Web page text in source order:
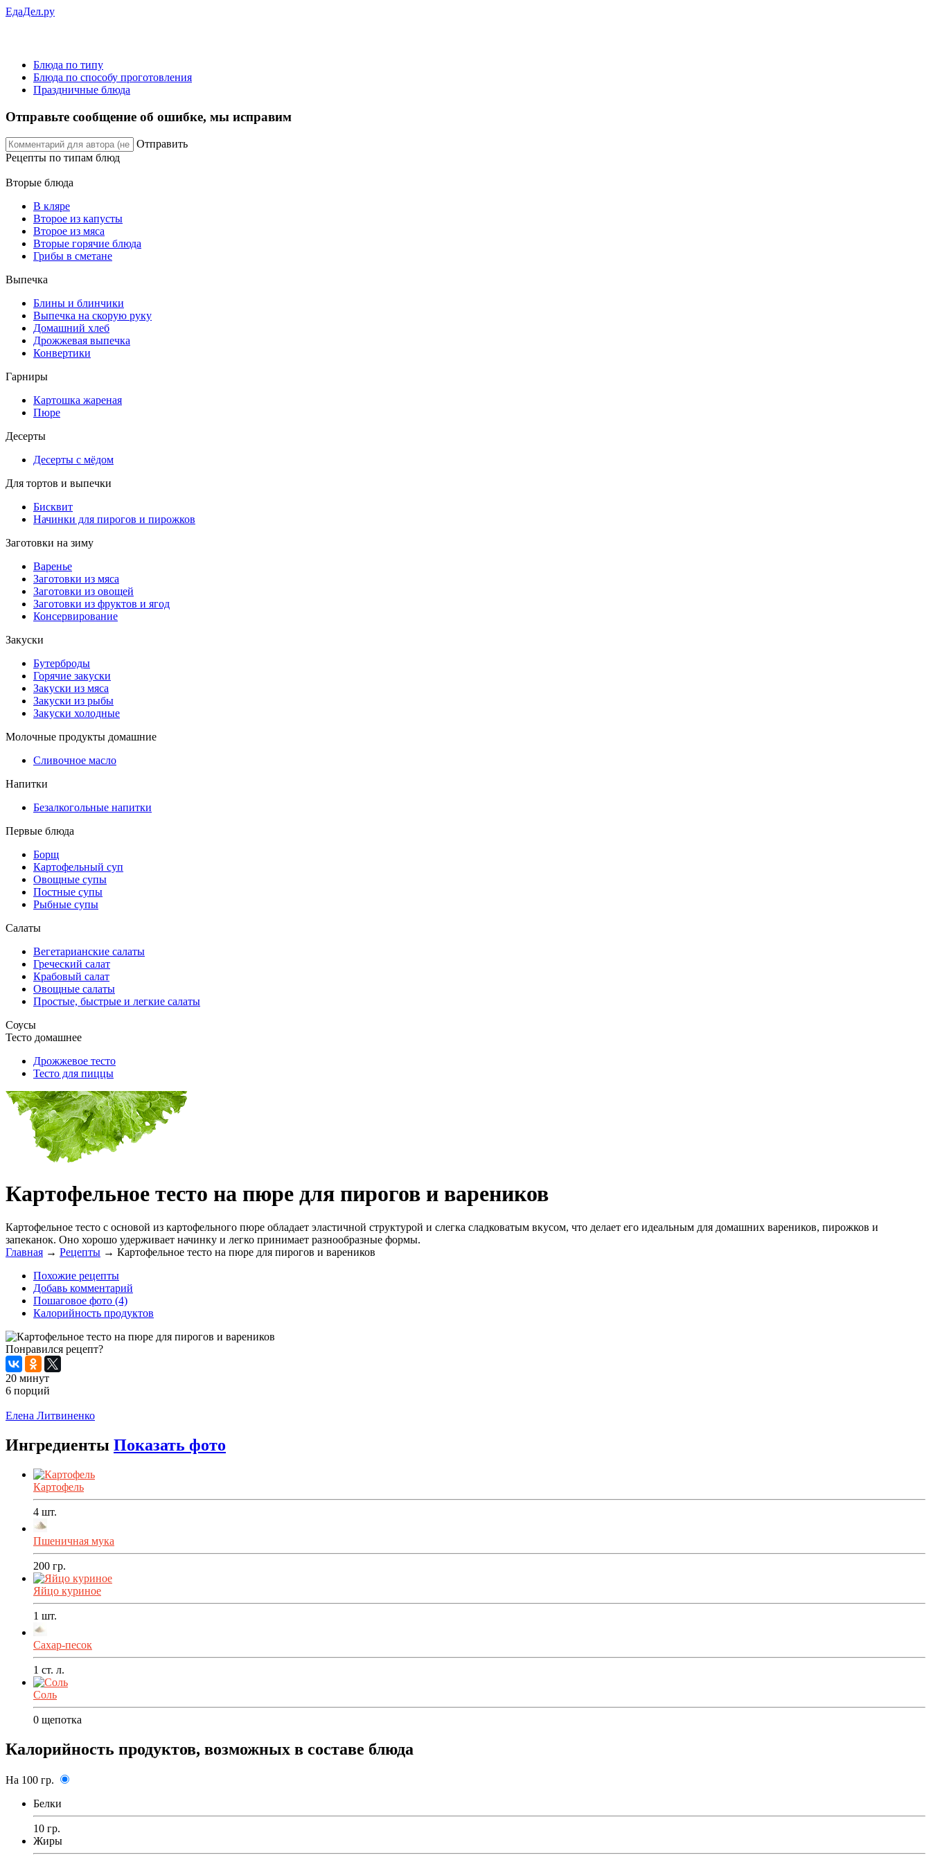
ЕдаДел.ру
Блюда по типу
Блюда по способу проготовления
Праздничные блюда
Отправьте сообщение об ошибке, мы исправим
Отправить
Рецепты по типам блюд
Вторые блюда
В кляре
Второе из капусты
Второе из мяса
Вторые горячие блюда
Грибы в сметане
Выпечка
Блины и блинчики
Выпечка на скорую руку
Домашний хлеб
Дрожжевая выпечка
Конвертики
Гарниры
Картошка жареная
Пюре
Десерты
Десерты с мёдом
Для тортов и выпечки
Бисквит
Начинки для пирогов и пирожков
Заготовки на зиму
Варенье
Заготовки из мяса
Заготовки из овощей
Заготовки из фруктов и ягод
Консервирование
Закуски
Бутерброды
Горячие закуски
Закуски из мяса
Закуски из рыбы
Закуски холодные
Молочные продукты домашние
Сливочное масло
Напитки
Безалкогольные напитки
Первые блюда
Борщ
Картофельный суп
Овощные супы
Постные супы
Рыбные супы
Салаты
Вегетарианские салаты
Греческий салат
Крабовый салат
Овощные салаты
Простые, быстрые и легкие салаты
Соусы
Тесто домашнее
Дрожжевое тесто
Тесто для пиццы
Картофельное тесто на пюре для пирогов и вареников
Картофельное тесто с основой из картофельного пюре обладает эластичной структурой и слегка сладковатым вкусом, что делает его идеальным для домашних вареников, пирожков и
запеканок. Оно хорошо удерживает начинку и легко принимает разнообразные формы.
Главная → Рецепты → Картофельное тесто на пюре для пирогов и вареников
Похожие рецепты
Добавь комментарий
Пошаговое фото (4)
Калорийность продуктов
Понравился рецепт?
20 минут
6 порций
Елена Литвиненко
Ингредиенты Показать фото
Картофель
4 шт.
Пшеничная мука
200 гр.
Яйцо куриное
1 шт.
Сахар-песок
1 ст. л.
Соль
0 щепотка
Калорийность продуктов, возможных в составе блюда
На 100 гр.
Белки
10 гр.
Жиры